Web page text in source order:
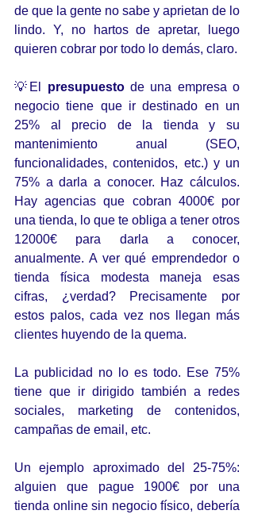
de que la gente no sabe y aprietan de lo
lindo. Y, no hartos de apretar, luego
quieren cobrar por todo lo demás, claro.
💡El presupuesto de una empresa o
negocio tiene que ir destinado en un
25% al precio de la tienda y su
mantenimiento anual (SEO,
funcionalidades, contenidos, etc.) y un
75% a darla a conocer. Haz cálculos.
Hay agencias que cobran 4000€ por
una tienda, lo que te obliga a tener otros
12000€ para darla a conocer,
anualmente. A ver qué emprendedor o
tienda física modesta maneja esas
cifras, ¿verdad? Precisamente por
estos palos, cada vez nos llegan más
clientes huyendo de la quema.
La publicidad no lo es todo. Ese 75%
tiene que ir dirigido también a redes
sociales, marketing de contenidos,
campañas de email, etc.
Un ejemplo aproximado del 25-75%:
alguien que pague 1900€ por una
tienda online sin negocio físico, debería